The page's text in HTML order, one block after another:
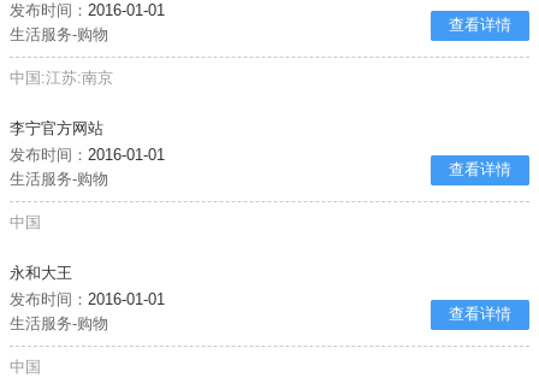
发布时间：2016-01-01
生活服务-购物
查看详情
中国:江苏:南京
李宁官方网站
发布时间：2016-01-01
生活服务-购物
查看详情
中国
永和大王
发布时间：2016-01-01
生活服务-购物
查看详情
中国